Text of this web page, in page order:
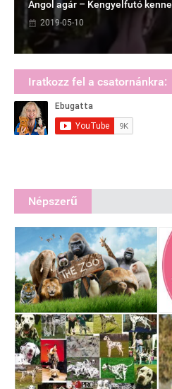
Angol agár – Kengyelfutó kennel
2019-05-10
Iratkozz fel a csatornánkra:
Népszerű